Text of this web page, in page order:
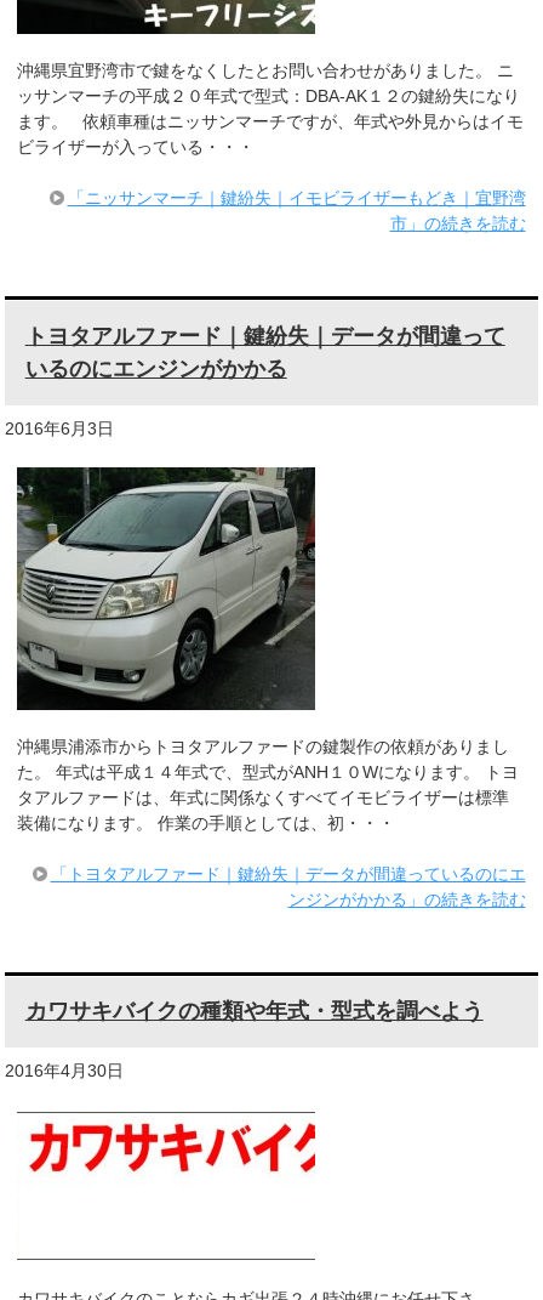
沖縄県宜野湾市で鍵をなくしたとお問い合わせがありました。 ニ
ッサンマーチの平成２０年式で型式：DBA-AK１２の鍵紛失になり
ます。 依頼車種はニッサンマーチですが、年式や外見からはイモ
ビライザーが入っている・・・
「ニッサンマーチ｜鍵紛失｜イモビライザーもどき｜宜野湾
市」の続きを読む
トヨタアルファード｜鍵紛失｜データが間違って
いるのにエンジンがかかる
2016年6月3日
沖縄県浦添市からトヨタアルファードの鍵製作の依頼がありまし
た。 年式は平成１４年式で、型式がANH１０Wになります。 トヨ
タアルファードは、年式に関係なくすべてイモビライザーは標準
装備になります。 作業の手順としては、初・・・
「トヨタアルファード｜鍵紛失｜データが間違っているのにエ
ンジンがかかる」の続きを読む
カワサキバイクの種類や年式・型式を調べよう
2016年4月30日